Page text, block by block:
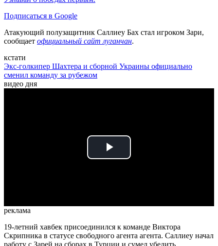
Подписаться в Google
Атакующий полузащитник Саллиеу Бах стал игроком Зари,
сообщает официальный сайт луганчан.
кстати
Экс-голкипер Шахтера и сборной Украины официально
сменил команду за рубежом
видео дня
Play
реклама
19-летний хавбек присоединился к команде Виктора
Скрипника в статусе свободного агента агента. Саллиеу начал